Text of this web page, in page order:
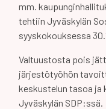
mm.
tehtiin Jyväskylän
syyskokouksessa
Valtuustosta pois
järjestötyöhön
keskustelun tasoa ja
Jyväskylän SDP:ssä.